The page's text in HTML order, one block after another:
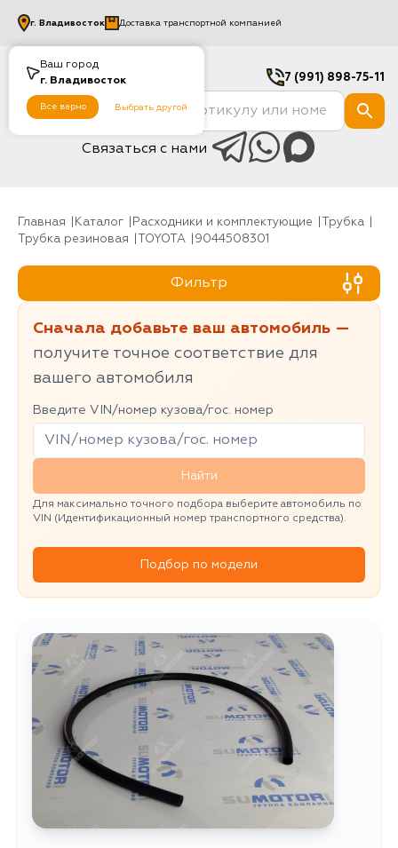
Ваш город
г. Владивосток
Все верно Выбрать другой
г. Владивосток Доставка транспортной компанией
7 (991) 898-75-11
Связаться с нами
Главная Каталог Расходники и комплектующие
трубка
Трубка резиновая
TOYOTA 9044508301
Фильтр
Сначала добавьте ваш автомобиль —
получите точное соответствие для
вашего автомобиля
Введите VIN/номер кузова/гос. номер
Найти
Для максимально точного подбора выберите автомобиль по
VIN (Идентификационный номер транспортного средства).
Подбор по модели